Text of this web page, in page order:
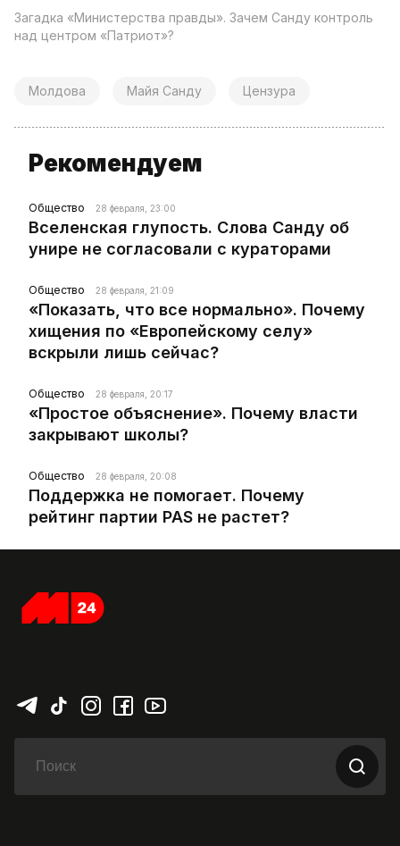
Загадка «Министерства правды». Зачем Санду контроль
над центром «Патриот»?
Молдова Майя Санду Цензура
Рекомендуем
Общество 28 февраля, 23:00
Вселенская глупость. Слова Санду об
унире не согласовали с кураторами
Общество 28 февраля, 21:09
«Показать, что все нормально». Почему
хищения по «Европейскому селу»
вскрыли лишь сейчас?
Общество 28 февраля, 20:17
«Простое объяснение». Почему власти
закрывают школы?
Общество 28 февраля, 20:08
Поддержка не помогает. Почему
рейтинг партии PAS не растет?